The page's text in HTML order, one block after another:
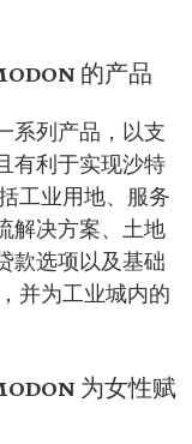
的产品
系列产品，以支
有利于实现沙特
工业用地、服务
解决方案、土地
款选项以及基础
并为工业城内的
为女性赋